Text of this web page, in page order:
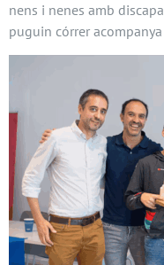
nens i nenes amb
puguin córrer